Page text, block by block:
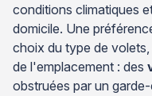
conditions climatiques
domicile. Une
choix du type de
de l'emplacement : des
obstruées par un